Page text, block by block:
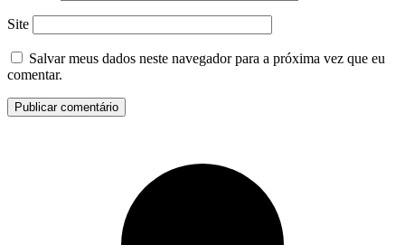
Site
Salvar meus dados neste navegador para a próxima vez que eu
comentar.